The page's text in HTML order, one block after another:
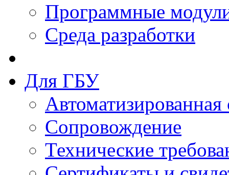
Программные
Среда разработки
Для ГБУ
Сопровождение
Технические